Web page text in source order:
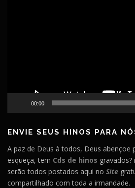
00:00
ENVIE SEUS HINOS PARA
A paz de Deus à todos, Deus abençoe
esqueça, tem Cds de hinos
serão todos postados aqui no Site
compartilhado com toda a irmandade.